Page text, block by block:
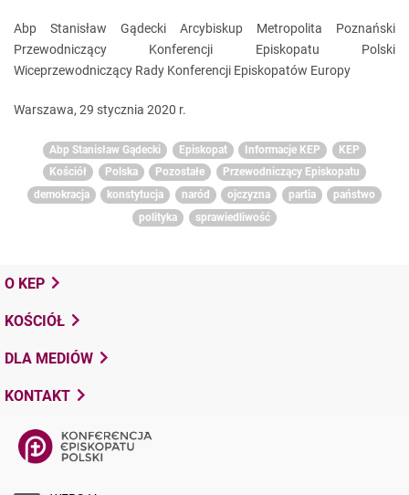
Abp Stanisław Gądecki Arcybiskup Metropolita Poznański
Przewodniczący Konferencji Episkopatu Polski
Wiceprzewodniczący Rady Konferencji Episkopatów Europy
Warszawa, 29 stycznia 2020 r.
Abp Stanisław Gądecki Episkopat Informacje KEP
KEP
Kościół
Polska Pozostałe
Przewodniczący Episkopatu
demokracja
konstytucja naród ojczyzna partia
państwo
polityka
sprawiedliwość
O KEP
KOŚCIÓŁ
DLA MEDIÓW
KONTAKT